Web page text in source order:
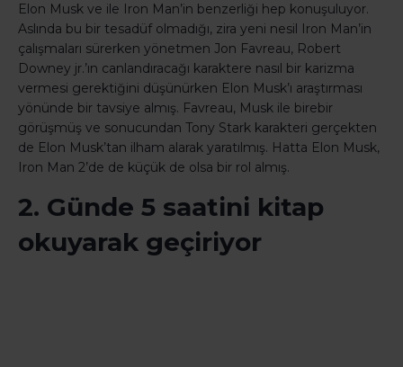
Elon Musk ve ile Iron Man’in benzerliği hep konuşuluyor.
Aslında bu bir tesadüf olmadığı, zira yeni nesil Iron Man’in
çalışmaları sürerken yönetmen Jon Favreau, Robert
Downey jr.’ın canlandıracağı karaktere nasıl bir karizma
vermesi gerektiğini düşünürken Elon Musk’ı araştırması
yönünde bir tavsiye almış. Favreau, Musk ile birebir
görüşmüş ve sonucundan Tony Stark karakteri gerçekten
de Elon Musk’tan ilham alarak yaratılmış. Hatta Elon Musk,
Iron Man 2’de de küçük de olsa bir rol almış.
2. Günde 5 saatini kitap
okuyarak geçiriyor